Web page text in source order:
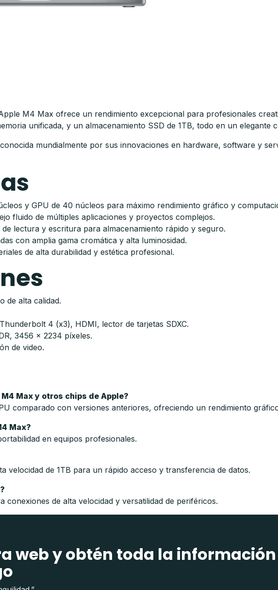
M4 Max ofrece un rendimiento excepcional para profesionales
unificada, y un almacenamiento SSD de 1TB, todo en un elegante
mundialmente por sus innovaciones en hardware, software y
y GPU de 40 núcleos para máximo rendimiento gráfico y
fluido de múltiples aplicaciones y proyectos complejos.
lectura y escritura para almacenamiento rápido y seguro.
con amplia gama cromática y alta luminosidad.
de alta durabilidad y estética profesional.
de alta calidad.
4 (x3), HDMI, lector de tarjetas SDXC.
3456 x 2234 píxeles.
de video.
Max y otros chips de Apple?
comparado con versiones anteriores, ofreciendo un rendimiento
Max?
en equipos profesionales.
velocidad de 1TB para un rápido acceso y transferencia de datos.
de alta velocidad y versatilidad de periféricos.
web y obtén toda la información